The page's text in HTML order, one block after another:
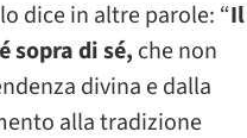
lo dice in altre parole: “Il
sopra di sé, che non
divina e dalla
alla tradizione